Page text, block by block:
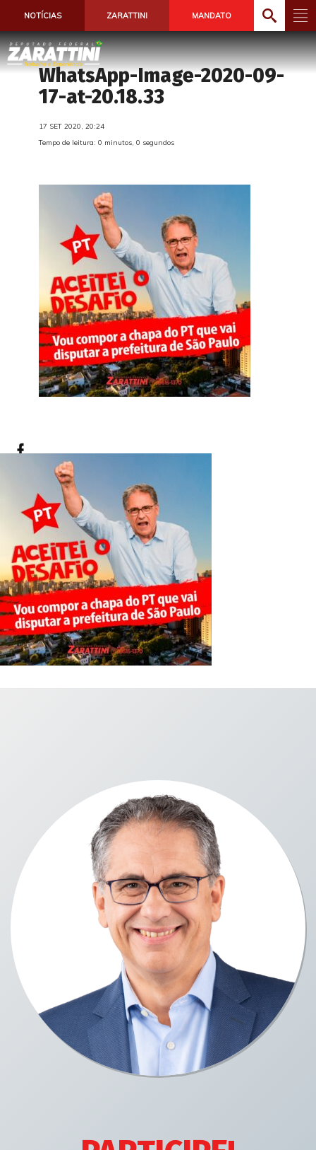
NOTÍCIAS ZARATTINI MANDATO
WhatsApp-Image-2020-09-
17-at-20.18.33
17 SET 2020, 20:24
Tempo de leitura: 0 minutos, 0 segundos